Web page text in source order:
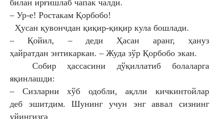
билан ирғишлаб чапак чалди.
– Ур-е! Ростакам Қорбобо!
Ҳусан қувончдан қиқир-қиқир кула бошлади.
– Қойил, – деди Ҳасан аранг, ҳануз
ҳайратдан энтикаркан. – Жуда зўр Қорбобо экан.
Собир ҳассасини дўқиллатиб болаларга
яқинлашди:
– Сизларни хўб одобли, ақлли кичкинтойлар
деб эшитдим. Шунинг учун энг аввал сизнинг
уйингизга